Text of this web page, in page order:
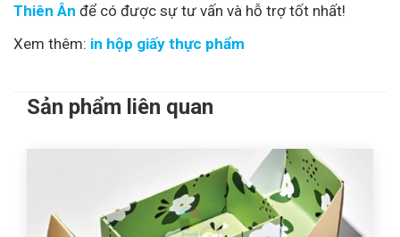
Thiên Ân để có được sự tư vấn và hỗ trợ tốt nhất!
Xem thêm: in hộp giấy thực phẩm
Sản phẩm liên quan